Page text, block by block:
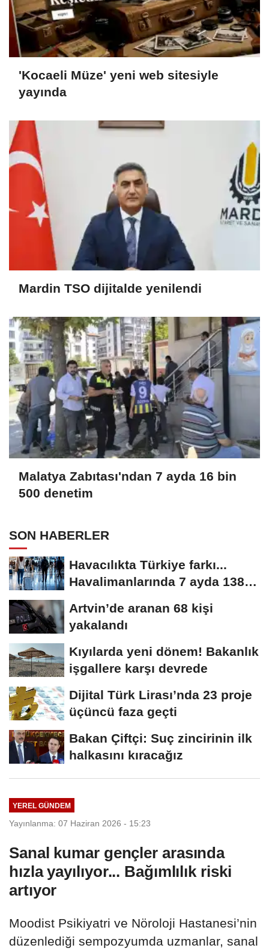
'Kocaeli Müze' yeni web sitesiyle
yayında
Mardin TSO dijitalde yenilendi
Malatya Zabıtası'ndan 7 ayda 16 bin
500 denetim
SON HABERLER
Havacılıkta Türkiye farkı...
Havalimanlarında 7 ayda 138,7
Artvin’de aranan 68 kişi
yakalandı
Kıyılarda yeni dönem! Bakanlık
işgallere karşı devrede
Dijital Türk Lirası’nda 23 proje
üçüncü faza geçti
Bakan Çiftçi: Suç zincirinin ilk
halkasını kıracağız
YEREL GÜNDEM
Yayınlanma: 07 Haziran 2026 - 15:23
Sanal kumar gençler arasında
hızla yayılıyor... Bağımlılık riski
artıyor
Moodist Psikiyatri ve Nöroloji Hastanesi’nin
düzenlediği sempozyumda uzmanlar, sanal